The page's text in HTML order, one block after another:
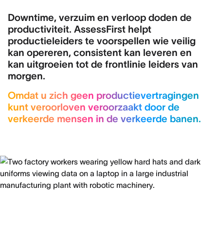
Downtime, verzuim en verloop doden de
productiviteit. AssessFirst helpt
productieleiders te voorspellen wie veilig
kan opereren, consistent kan leveren en
kan uitgroeien tot de frontlinie leiders van
morgen.
Omdat u zich geen productievertragingen
kunt veroorloven veroorzaakt door de
verkeerde mensen in de verkeerde banen.